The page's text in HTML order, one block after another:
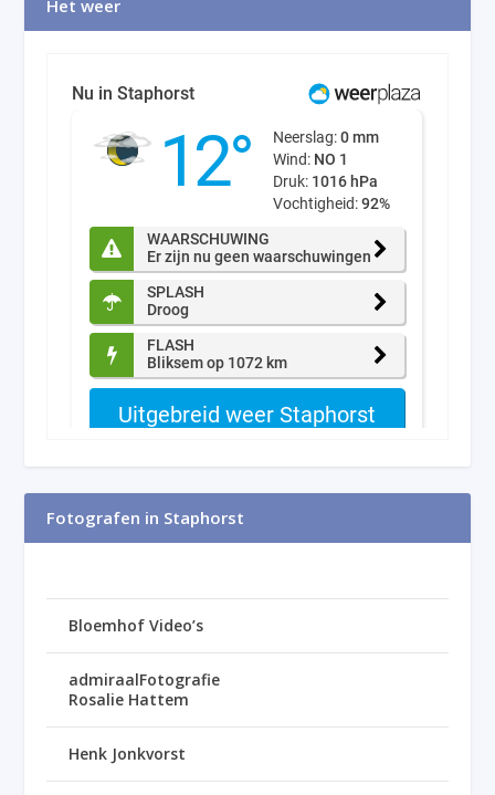
Het weer
Fotografen in Staphorst
Bloemhof Video’s
admiraalFotografie
Rosalie Hattem
Henk Jonkvorst